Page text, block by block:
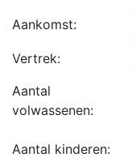
Aankomst:
Vertrek:
Aantal
volwassenen:
Aantal kinderen: